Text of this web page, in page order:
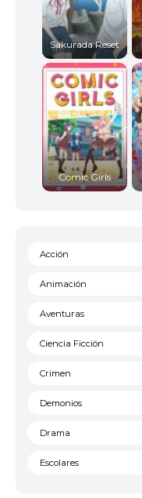
Sakurada Reset
Comic Girls
Acción
Animación
Aventuras
Ciencia Ficción
Crimen
Demonios
Drama
Escolares